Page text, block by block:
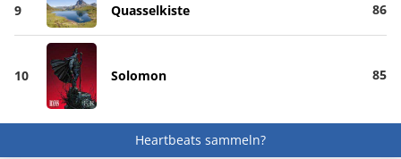
9 Quasselkiste 86
10 Solomon 85
Heartbeats sammeln?